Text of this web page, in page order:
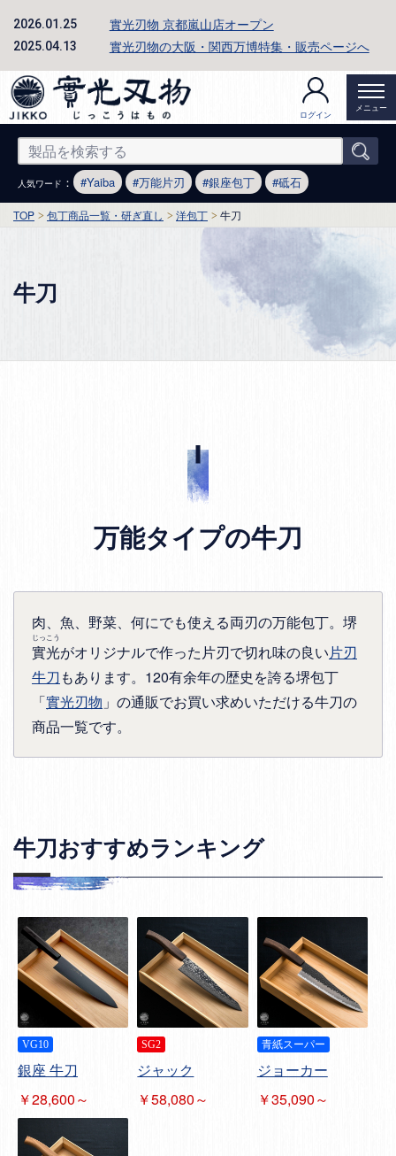
2026.01.25 實光刃物 京都嵐山店オープン
2025.04.13 實光刃物の大阪・関西万博特集・販売ページへ
ログイン
メニュー
人気ワード ： Yaiba 万能片刃 銀座包丁 砥石
TOP 包丁商品一覧・研ぎ直し 洋包丁 牛刀
牛刀
万能タイプの牛刀
肉、魚、野菜、何にでも使える両刃の万能包丁。堺
實光
じっこう
がオリジナルで作った片刃で切れ味の良い片刃
牛刀 もあります。120有余年の歴史を誇る堺包丁
「實光刃物 」の通販でお買い求めいただける牛刀の
商品一覧です。
牛刀おすすめランキング
VG10
銀座 牛刀
￥28,600～
SG2
ジャック
￥58,080～
青紙スーパー
ジョーカー
￥35,090～